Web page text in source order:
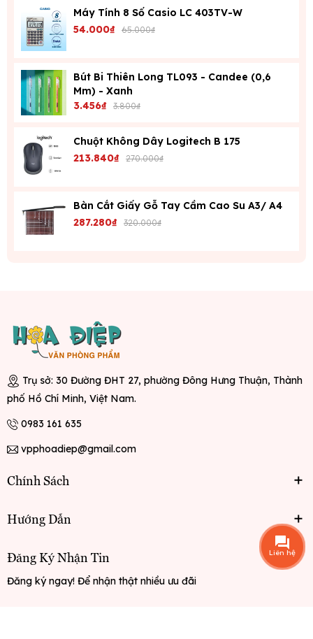
Máy Tính 8 Số Casio LC 403TV-W
54.000₫ 65.000₫
Bút Bi Thiên Long TL093 - Candee (0,6
Mm) - Xanh
3.456₫ 3.800₫
Chuột Không Dây Logitech B 175
213.840₫ 270.000₫
Bàn Cắt Giấy Gỗ Tay Cầm Cao Su A3/ A4
287.280₫ 320.000₫
Trụ sở: 30 Đường ĐHT 27, phường Đông Hưng Thuận, Thành
phố Hồ Chí Minh, Việt Nam.
0983 161 635
vpphoadiep@gmail.com
Chính Sách
Hướng Dẫn
Đăng Ký Nhận Tin
Đăng ký ngay! Để nhận thật nhiều ưu đãi
Liên hệ